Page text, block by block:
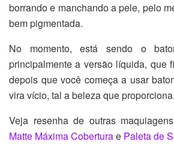
borrando e manchando a pele, pelo
bem pigmentada.
No momento, está sendo o
principalmente a versão líquida, que
depois que você começa a usar
vira vício, tal a beleza que proporciona.
Veja resenha de outras
Matte Máxima Coberturae Paleta de